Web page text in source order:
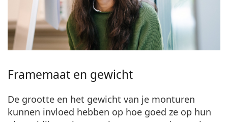
Framemaat en gewicht
De grootte en het gewicht van je monturen
kunnen invloed hebben op hoe goed ze op hun